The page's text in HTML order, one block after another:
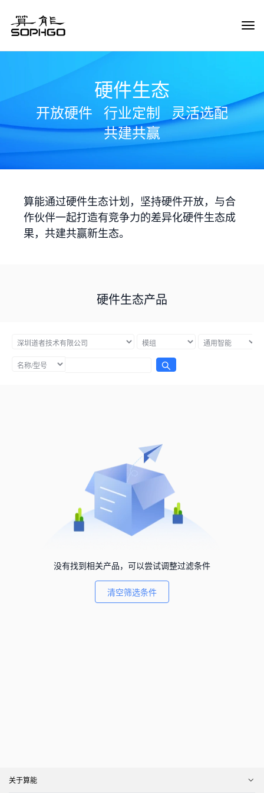
硬件生态
开放硬件 行业定制
灵活选配
共建共赢
算能通过硬件生态计划，坚持硬件开放，与合
作伙伴一起打造有竞争力的差异化硬件生态成
果，共建共赢新生态。
硬件生态产品
没有找到相关产品，可以尝试调整过滤条件
清空筛选条件
关于算能